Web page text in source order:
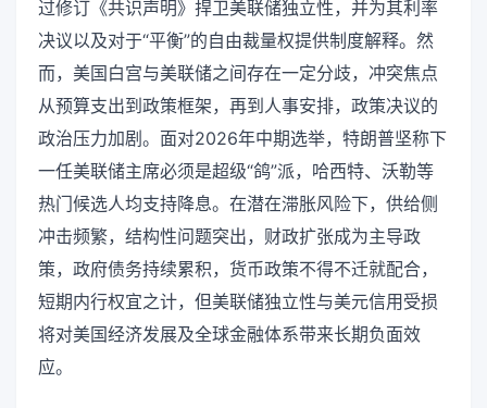
过修订《共识声明》捍卫美联储独立性，并为其利率
决议以及对于“平衡”的自由裁量权提供制度解释。然
而，美国白宫与美联储之间存在一定分歧，冲突焦点
从预算支出到政策框架，再到人事安排，政策决议的
政治压力加剧。面对2026年中期选举，特朗普坚称下
一任美联储主席必须是超级“鸽”派，哈西特、沃勒等
热门候选人均支持降息。在潜在滞胀风险下，供给侧
冲击频繁，结构性问题突出，财政扩张成为主导政
策，政府债务持续累积，货币政策不得不迁就配合，
短期内行权宜之计，但美联储独立性与美元信用受损
将对美国经济发展及全球金融体系带来长期负面效
应。